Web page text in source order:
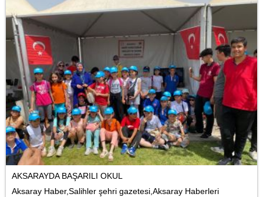
AKSARAYDA BAŞARILI OKUL
Aksaray Haber,Salihler şehri gazetesi,Aksaray Haberleri